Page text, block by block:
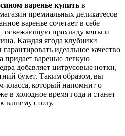
варенье купить в
премиальных деликатесов
варенье сочетает в себе
освежающую прохладу мяты и
Каждая ягода клубники
идеальное качество
придает варенью легкую
добавляет цитрусовые нотки,
букет. Таким образом, вы
класса, который напомнит о
в холодное время года и станет
вашему столу.